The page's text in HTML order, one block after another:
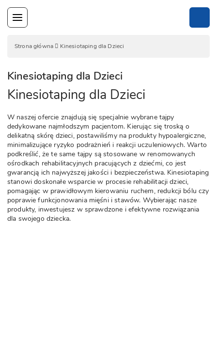
Skip
content
Strona główna Kinesiotaping dla Dzieci
Kinesiotaping dla Dzieci
Kinesiotaping dla Dzieci
W naszej ofercie znajdują się specjalnie wybrane tajpy
dedykowane najmłodszym pacjentom. Kierując się troską o
delikatną skórę dzieci, postawiliśmy na produkty hypoalergiczne,
minimalizujące ryzyko podrażnień i reakcji uczuleniowych. Warto
podkreślić, że te same tajpy są stosowane w renomowanych
ośrodkach rehabilitacyjnych pracujących z dziećmi, co jest
gwarancją ich najwyższej jakości i bezpieczeństwa. Kinesiotaping
stanowi doskonałe wsparcie w procesie rehabilitacji dzieci,
pomagając w prawidłowym kierowaniu ruchem, redukcji bólu czy
poprawie funkcjonowania mięśni i stawów. Wybierając nasze
produkty, inwestujesz w sprawdzone i efektywne rozwiązania
dla swojego dziecka.